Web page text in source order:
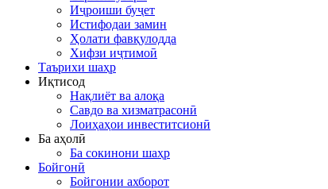
Иҷроиши буҷет
Истифодаи замин
Ҳолати фавқулодда
Хифзи иҷтимоӣ
Таърихи шаҳр
Иқтисод
Нақлиёт ва алоқа
Савдо ва хизматрасонӣ
Лоиҳаҳои инвеститсионӣ
Ба аҳолӣ
Ба сокинони шаҳр
Бойгонӣ
Бойгонии ахборот